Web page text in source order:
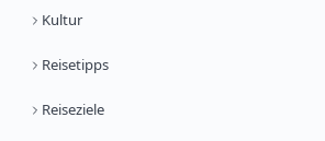
Kultur
Reisetipps
Reiseziele